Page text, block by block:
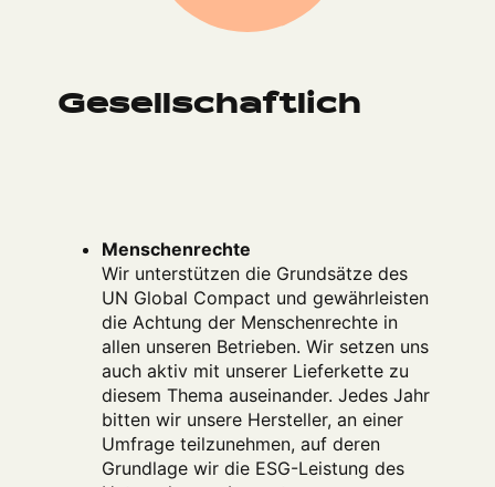
Gesellschaftlich
Menschenrechte
Wir unterstützen die Grundsätze des
UN Global Compact und gewährleisten
die Achtung der Menschenrechte in
allen unseren Betrieben. Wir setzen uns
auch aktiv mit unserer Lieferkette zu
diesem Thema auseinander. Jedes Jahr
bitten wir unsere Hersteller, an einer
Umfrage teilzunehmen, auf deren
Grundlage wir die ESG-Leistung des